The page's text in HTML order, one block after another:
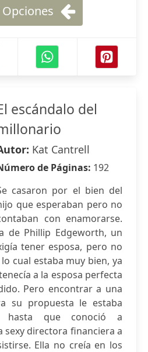
escándalo del
Kat Cantrell
de Páginas: 192
casaron por el bien del
que esperaban pero no
con enamorarse.
de Phillip Edgeworth, un
tener esposa, pero no
cual estaba muy bien, ya
a la esposa perfecta
Pero encontrar a una
su propuesta le estaba
hasta que conoció a
sexy directora financiera a
Ella no creía en los